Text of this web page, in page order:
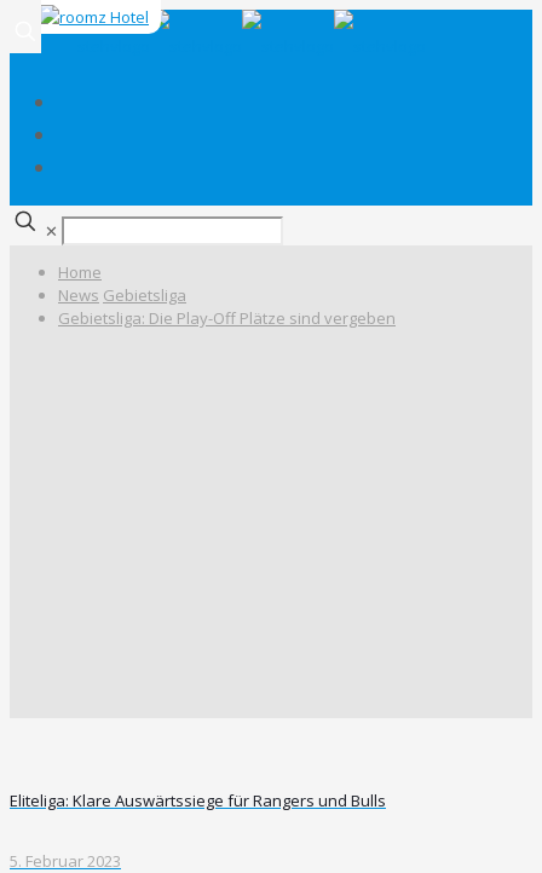
✕
Home
News Gebietsliga
Gebietsliga: Die Play-Off Plätze sind vergeben
Eliteliga: Klare Auswärtssiege für Rangers und Bulls
5. Februar 2023